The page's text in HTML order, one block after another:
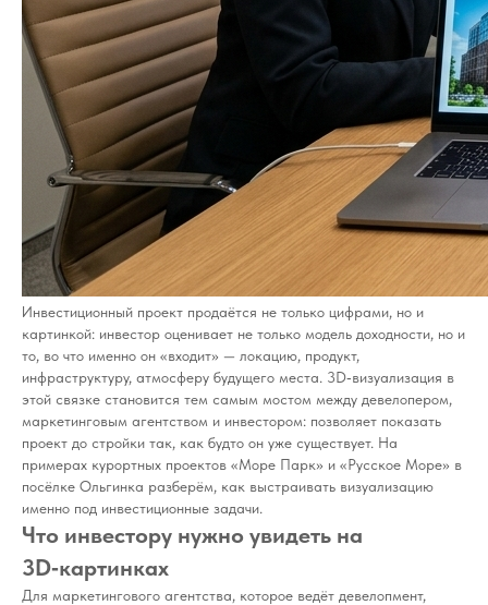
Инвестиционный проект продаётся не только цифрами, но и
картинкой: инвестор оценивает не только модель доходности, но и
то, во что именно он «входит» — локацию, продукт,
инфраструктуру, атмосферу будущего места. 3D‑визуализация в
этой связке становится тем самым мостом между девелопером,
маркетинговым агентством и инвестором: позволяет показать
проект до стройки так, как будто он уже существует. На
примерах курортных проектов «Море Парк» и «Русское Море» в
посёлке Ольгинка разберём, как выстраивать визуализацию
именно под инвестиционные задачи.
Что инвестору нужно увидеть на
3D‑картинках
Для маркетингового агентства, которое ведёт девелопмент,